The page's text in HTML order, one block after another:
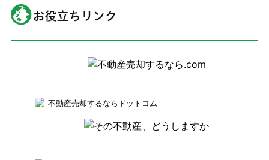
不動産売却するならドットコム